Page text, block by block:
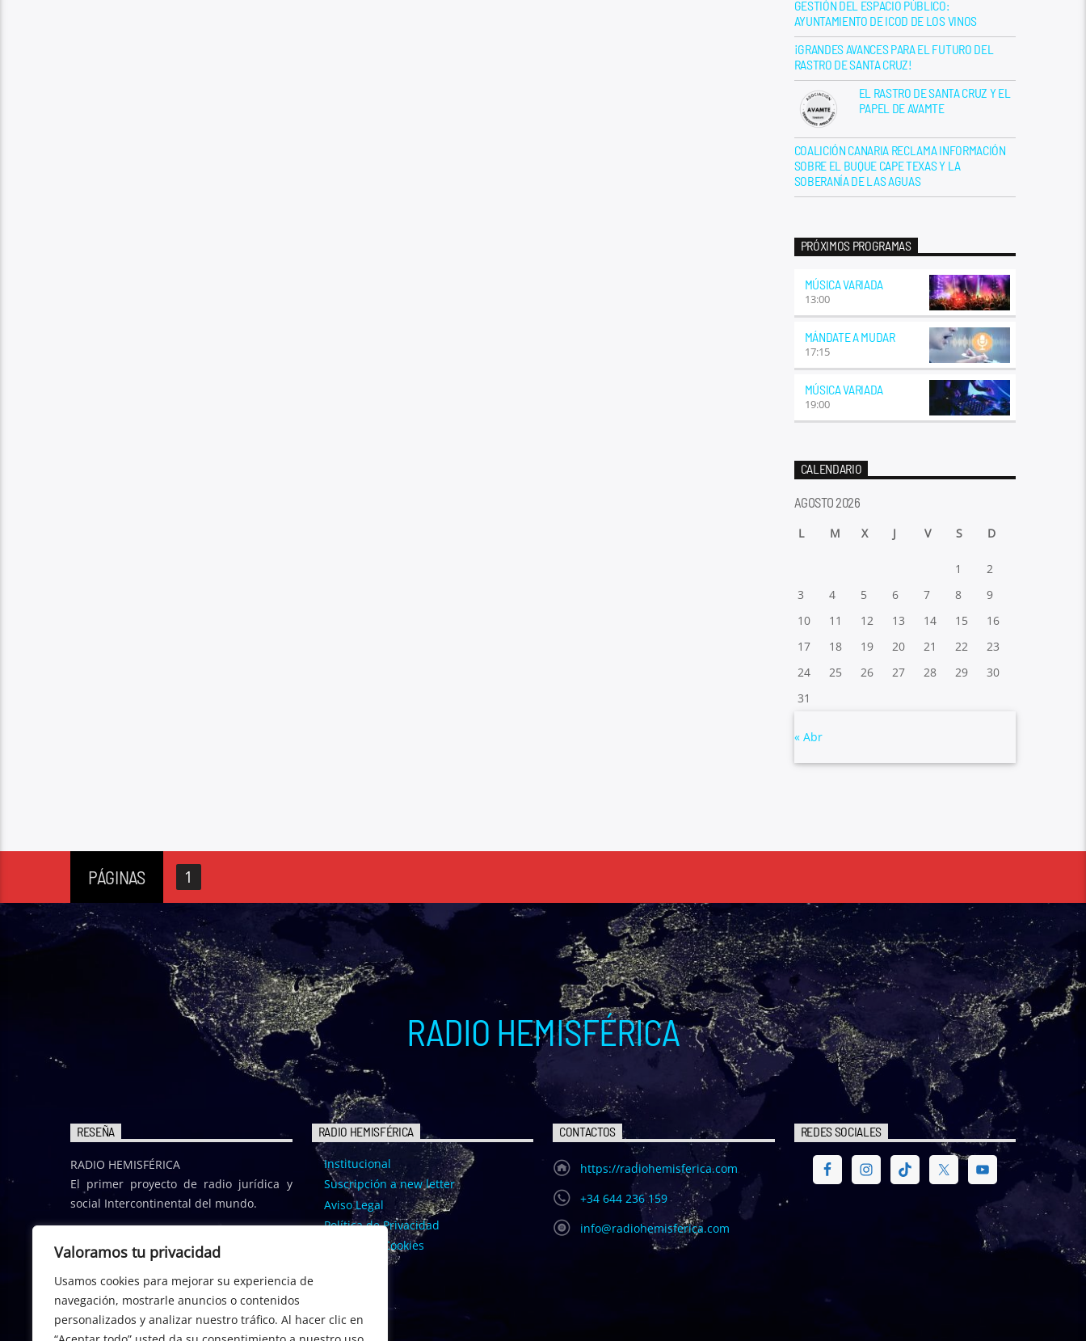
Valoramos tu privacidad
Usamos cookies para mejorar su experiencia de
navegación, mostrarle anuncios o contenidos
personalizados y analizar nuestro tráfico. Al hacer clic en
GESTIÓN DEL ESPACIO PÚBLICO:
AYUNTAMIENTO DE ICOD DE LOS VINOS
¡GRANDES AVANCES PARA EL FUTURO DEL
RASTRO DE SANTA CRUZ!
EL RASTRO DE SANTA CRUZ Y EL
PAPEL DE AVAMTE
COALICIÓN CANARIA RECLAMA INFORMACIÓN
SOBRE EL BUQUE CAPE TEXAS Y LA
SOBERANÍA DE LAS AGUAS
PRÓXIMOS PROGRAMAS
MÚSICA VARIADA
13:00
MÁNDATE A MUDAR
17:15
MÚSICA VARIADA
19:00
CALENDARIO
AGOSTO 2026
L M X J V S D
1
2
3
4 5 6 7 8
9
10
11 12 13 14 15
16
17
18 19 20 21 22
23
24
25 26 27 28 29
30
31
« Abr
PÁGINAS 1
RADIO HEMISFÉRICA
RESEÑA
RADIO HEMISFÉRICA
El primer proyecto de radio jurídica y
social Intercontinental del mundo.
RADIO HEMISFÉRICA
Institucional
Suscripción a new letter
Aviso Legal
Política de Privacidad
Política de Cookies
CONTACTOS
https://radiohemisferica.com
+34 644 236 159
info@radiohemisferica.com
REDES SOCIALES